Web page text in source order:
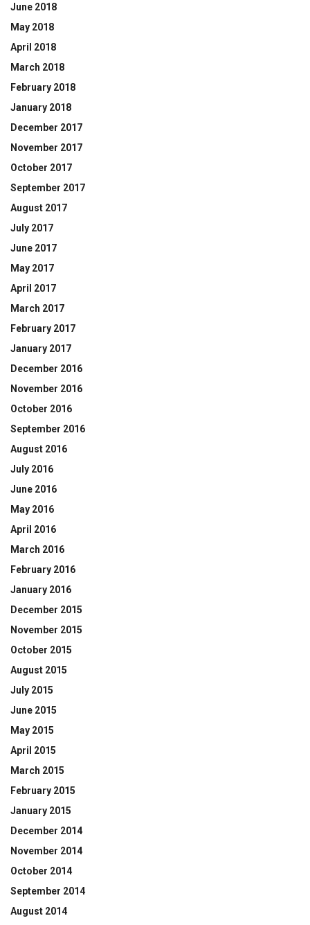
June 2018
May 2018
April 2018
March 2018
February 2018
January 2018
December 2017
November 2017
October 2017
September 2017
August 2017
July 2017
June 2017
May 2017
April 2017
March 2017
February 2017
January 2017
December 2016
November 2016
October 2016
September 2016
August 2016
July 2016
June 2016
May 2016
April 2016
March 2016
February 2016
January 2016
December 2015
November 2015
October 2015
August 2015
July 2015
June 2015
May 2015
April 2015
March 2015
February 2015
January 2015
December 2014
November 2014
October 2014
September 2014
August 2014